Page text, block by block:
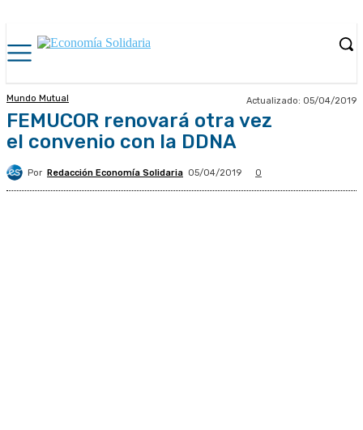
Mundo Mutual Actualizado: 05/04/2019
FEMUCOR renovará otra vez
el convenio con la DDNA
Por Redacción Economía Solidaria 05/04/2019 0